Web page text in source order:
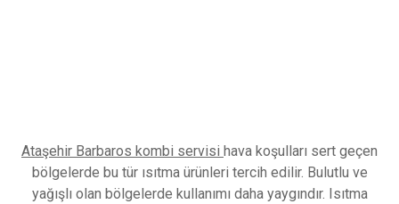
Ataşehir Barbaros kombi servisi hava koşulları sert geçen
bölgelerde bu tür ısıtma ürünleri tercih edilir. Bulutlu ve
yağışlı olan bölgelerde kullanımı daha yaygındır. Isıtma